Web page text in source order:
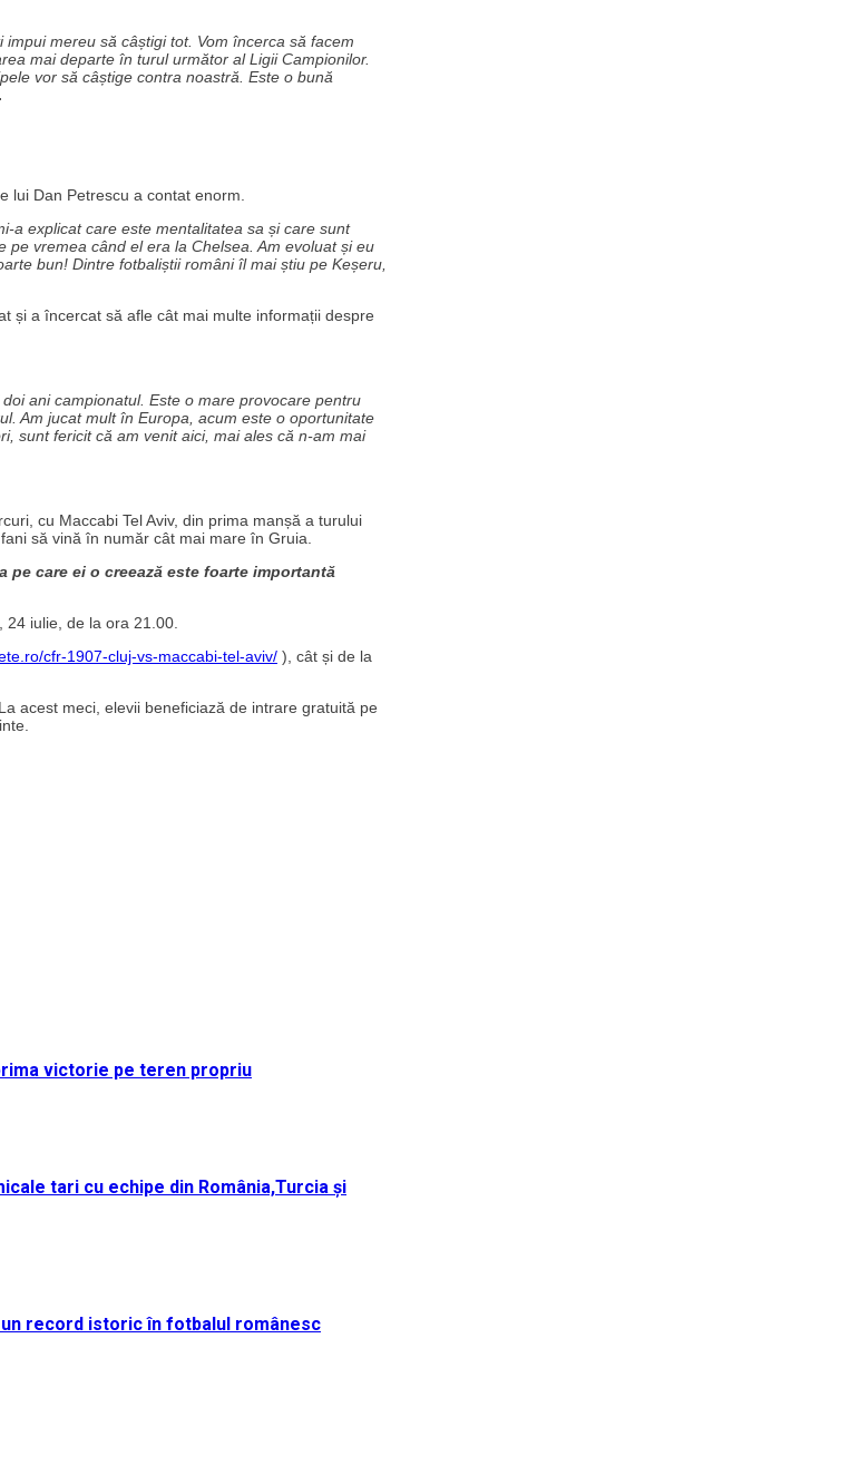
mereu să câștigi tot. Vom încerca să facem
mai departe în turul următor al Ligii Campionilor.
vor să câștige contra noastră. Este o bună
lui Dan Petrescu a contat enorm.
a explicat care este mentalitatea sa și care sunt
vremea când el era la Chelsea. Am evoluat și eu
bun! Dintre fotbaliștii români îl mai știu pe Keșeru,
și a încercat să afle cât mai multe informații despre
ani campionatul. Este o mare provocare pentru
Am jucat mult în Europa, acum este o oportunitate
sunt fericit că am venit aici, mai ales că n-am mai
cu Maccabi Tel Aviv, din prima manșă a turului
să vină în număr cât mai mare în Gruia.
care ei o creează este foarte importantă
iulie, de la ora 21.00.
cfr-1907-cluj-vs-maccabi-tel-aviv/ ), cât și de la
acest meci, elevii beneficiază de intrare gratuită pe
victorie pe teren propriu
tari cu echipe din România,Turcia și
record istoric în fotbalul românesc